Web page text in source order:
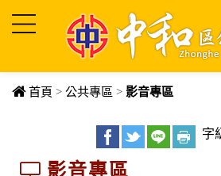
首頁 > 公共專區 > 影音專區
字
影音專區